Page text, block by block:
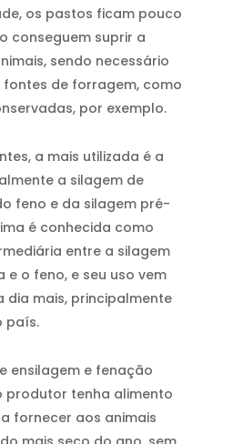
os pastos ficam pouco
conseguem suprir a
sendo necessário
de forragem, como
por exemplo.
a mais utilizada é a
a silagem de
feno e da silagem pré-
é conhecida como
entre a silagem
e o feno, e seu uso vem
dia mais, principalmente
país.
ensilagem e fenação
produtor tenha alimento
fornecer aos animais